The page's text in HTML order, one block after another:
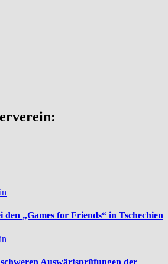
„Games for Friends“ in Tschechien
Auswärtsprüfungen der